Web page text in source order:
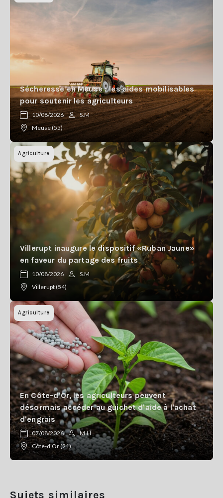
Sécheresse en Meuse : les aides mobilisables
pour soutenir les agriculteurs
10/08/2026
S.M
Meuse (55)
Agriculture
Villerupt inaugure le dispositif «Ruban Jaune»
en faveur du partage des fruits
10/08/2026
S.M
Villerupt (54)
Agriculture
En Côte-d'Or, les agriculteurs peuvent
désormais accéder au guichet d'aide à l'achat
d'engrais
07/08/2026
M.H
Côte-d'Or (21)
Sujets similaires